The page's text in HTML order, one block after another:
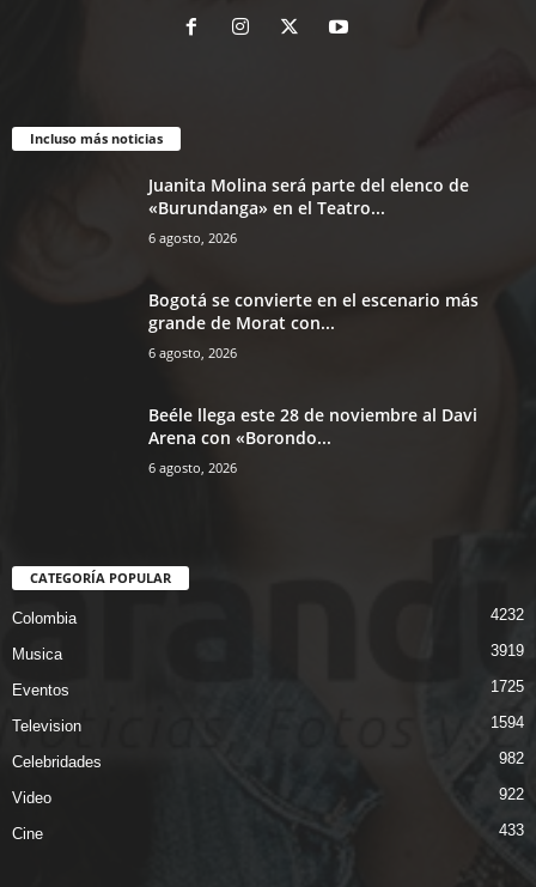
Incluso más noticias
Juanita Molina será parte del elenco de
«Burundanga» en el Teatro...
6 agosto, 2026
Bogotá se convierte en el escenario más
grande de Morat con...
6 agosto, 2026
Beéle llega este 28 de noviembre al Davi
Arena con «Borondo...
6 agosto, 2026
CATEGORÍA POPULAR
Colombia 4232
Musica 3919
Eventos 1725
Television 1594
Celebridades 982
Video 922
Cine 433